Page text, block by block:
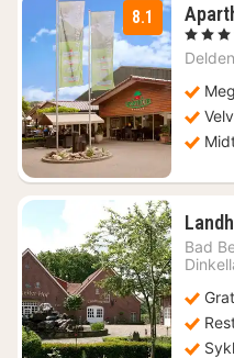
8.1
, 4
Delden
Bad